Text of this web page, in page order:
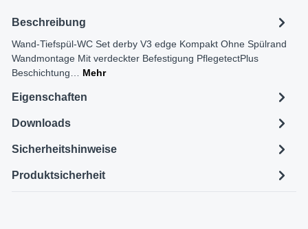
Beschreibung
Wand-Tiefspül-WC Set derby V3 edge Kompakt Ohne Spülrand
Wandmontage Mit verdeckter Befestigung PflegetectPlus
Beschichtung… Mehr
Eigenschaften
Downloads
Sicherheitshinweise
Produktsicherheit